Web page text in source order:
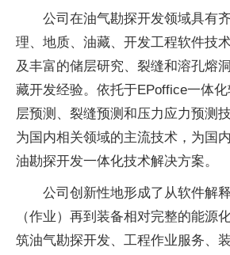
公司在油气勘探开发领域具有
理、地质、油藏、开发工程软件技
及丰富的储层研究、裂缝和溶孔熔
藏开发经验。依托于EPoffice一体
层预测、裂缝预测和压力应力预测
为国内相关领域的主流技术，为国
油勘探开发一体化技术解决方案。
公司创新性地形成了从软件解
（作业）再到装备相对完整的能源
筑油气勘探开发、工程作业服务、